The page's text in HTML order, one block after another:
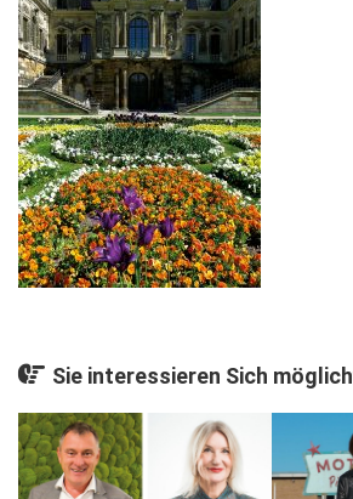
Lifestyle
Ausflug & Reise
Podcast
Top Branchen
SACHSEN IN PARIS
Sie interessieren Sich